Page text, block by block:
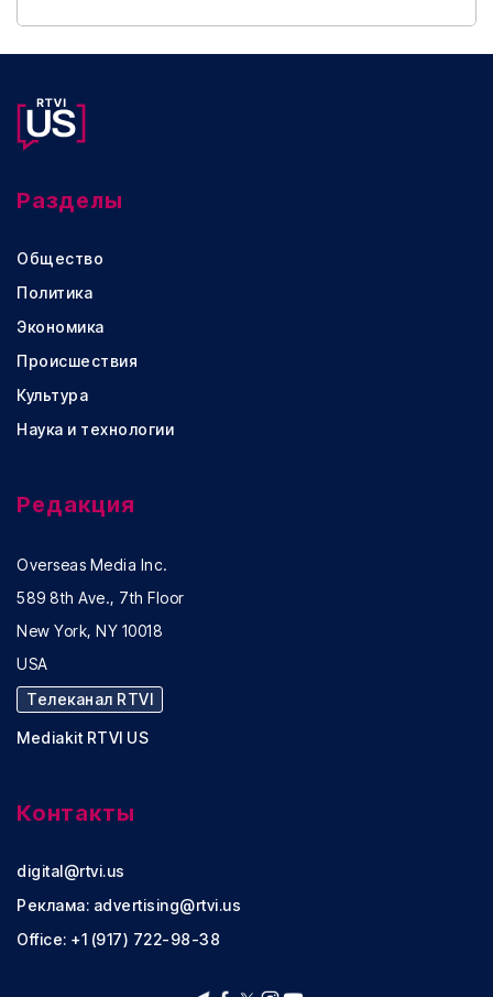
Разделы
Общество
Политика
Экономика
Происшествия
Культура
Наука и технологии
Редакция
Overseas Media Inc.
589 8th Ave., 7th Floor
New York, NY 10018
USA
Телеканал RTVI
Mediakit RTVI US
Контакты
digital@rtvi.us
Реклама: advertising@rtvi.us
Office: +1 (917) 722-98-38